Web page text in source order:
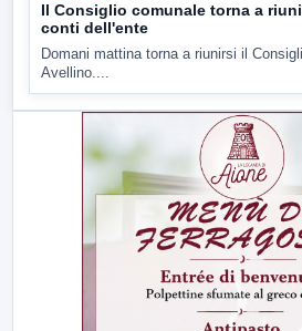
Il Consiglio comunale torna a
conti dell'ente
Domani mattina torna a riunirsi il
Avellino....